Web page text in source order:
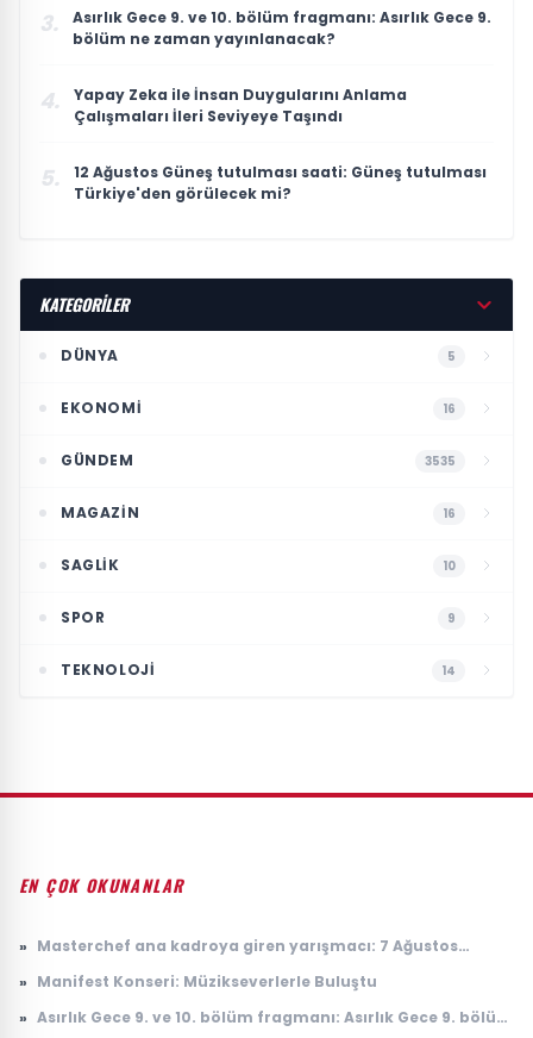
3.
Asırlık Gece 9. ve 10. bölüm fragmanı: Asırlık Gece 9.
bölüm ne zaman yayınlanacak?
4.
Yapay Zeka ile İnsan Duygularını Anlama
Çalışmaları İleri Seviyeye Taşındı
5.
12 Ağustos Güneş tutulması saati: Güneş tutulması
Türkiye'den görülecek mi?
KATEGORİLER
DÜNYA 5
EKONOMI 16
GÜNDEM 3535
MAGAZIN 16
SAGLIK 10
SPOR 9
TEKNOLOJI 14
EN ÇOK OKUNANLAR
» Masterchef ana kadroya giren yarışmacı: 7 Ağustos
» Manifest Konseri: Müzikseverlerle Buluştu
» Asırlık Gece 9. ve 10. bölüm fragmanı: Asırlık Gece 9. bölüm